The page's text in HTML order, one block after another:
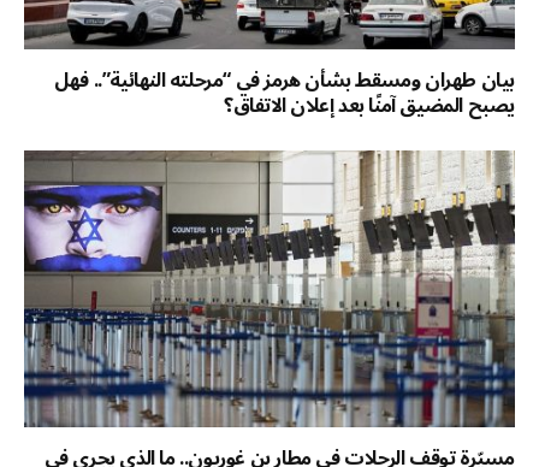
بيان طهران ومسقط بشأن هرمز في “مرحلته النهائية”.. فهل
يصبح المضيق آمنًا بعد إعلان الاتفاق؟
مسيّرة توقف الرحلات في مطار بن غوريون.. ما الذي يجري في